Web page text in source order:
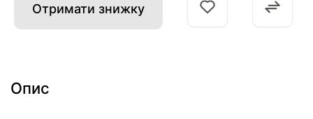
Отримати знижку
Опис